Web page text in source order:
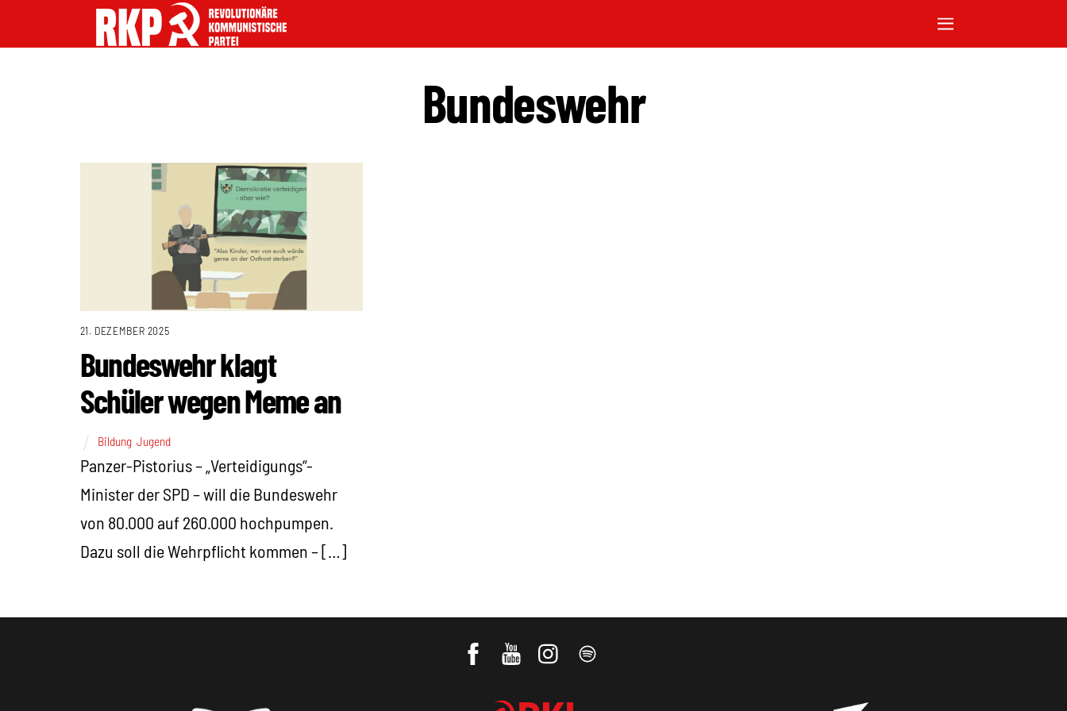
Bundeswehr
21. DEZEMBER 2025
Bundeswehr klagt
Schüler wegen Meme an
Bildung, Jugend
Panzer-Pistorius – „Verteidigungs“-
Minister der SPD – will die Bundeswehr
von 80.000 auf 260.000 hochpumpen.
Dazu soll die Wehrpflicht kommen – […]